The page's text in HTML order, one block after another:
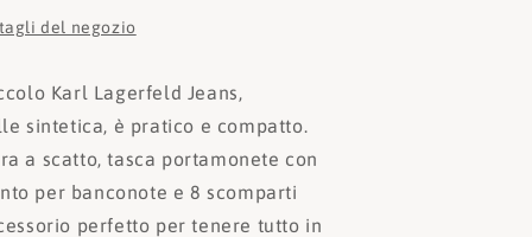
del negozio
Karl Lagerfeld Jeans,
sintetica, è pratico e compatto.
a scatto, tasca portamonete con
per banconote e 8 scomparti
perfetto per tenere tutto in